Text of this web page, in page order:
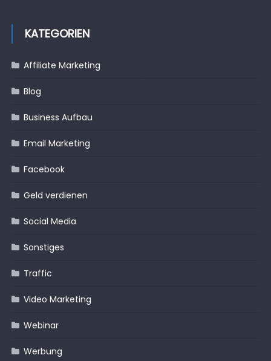
KATEGORIEN
Affiliate Marketing
Blog
Business Aufbau
Email Marketing
Facebook
Geld verdienen
Social Media
Sonstiges
Traffic
Video Marketing
Webinar
Werbung